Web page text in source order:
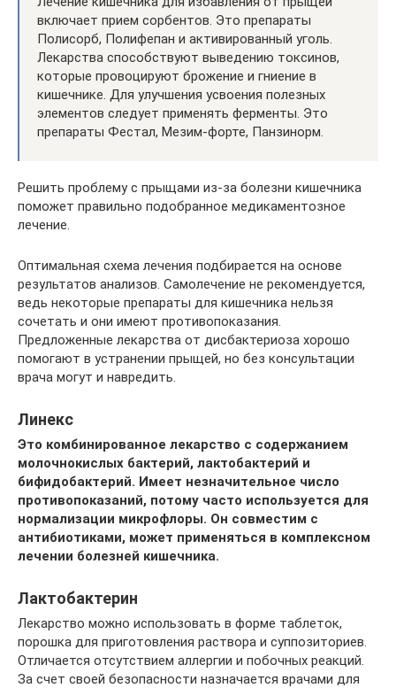
включает прием сорбентов. Это препараты
Полисорб, Полифепан и активированный уголь.
Лекарства способствуют выведению токсинов,
которые провоцируют брожение и гниение в
кишечнике. Для улучшения усвоения полезных
элементов следует применять ферменты. Это
препараты Фестал, Мезим-форте, Панзинорм.
Решить проблему с прыщами из-за болезни кишечника
поможет правильно подобранное медикаментозное
лечение.
Оптимальная схема лечения подбирается на основе
результатов анализов. Самолечение не рекомендуется,
ведь некоторые препараты для кишечника нельзя
сочетать и они имеют противопоказания.
Предложенные лекарства от дисбактериоза хорошо
помогают в устранении прыщей, но без консультации
врача могут и навредить.
Линекс
Это комбинированное лекарство с содержанием
молочнокислых бактерий, лактобактерий и
бифидобактерий. Имеет незначительное число
противопоказаний, потому часто используется для
нормализации микрофлоры. Он совместим с
антибиотиками, может применяться в комплексном
лечении болезней кишечника.
Лактобактерин
Лекарство можно использовать в форме таблеток,
порошка для приготовления раствора и суппозиториев.
Отличается отсутствием аллергии и побочных реакций.
За счет своей безопасности назначается врачами для